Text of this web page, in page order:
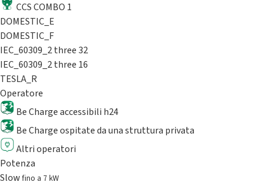
CCS COMBO 1
DOMESTIC_E
DOMESTIC_F
IEC_60309_2 three 32
IEC_60309_2 three 16
TESLA_R
Operatore
Be Charge accessibili h24
Be Charge ospitate da una struttura privata
Altri operatori
Potenza
Slowfino a 7 kW